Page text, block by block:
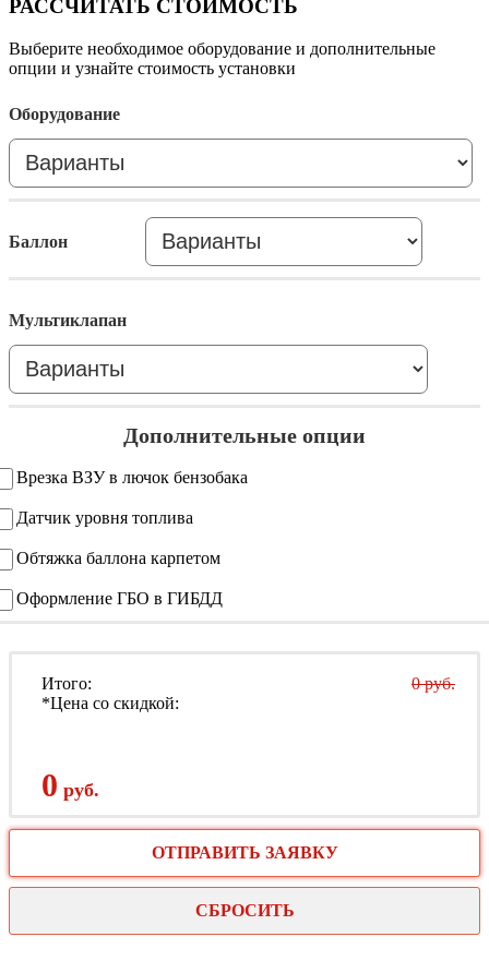
РАССЧИТАТЬ СТОИМОСТЬ
Выберите необходимое оборудование и дополнительные
опции и узнайте стоимость установки
Оборудование
Баллон
Мультиклапан
Дополнительные опции
Врезка ВЗУ в лючок бензобака
Датчик уровня топлива
Обтяжка баллона карпетом
Оформление ГБО в ГИБДД
Итого:
0 руб.
*Цена со скидкой:
0 руб.
ОТПРАВИТЬ ЗАЯВКУ
СБРОСИТЬ